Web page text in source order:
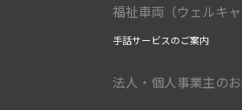
福祉車両（ウェルキャ
手話サービスのご案内
法人・個人事業主の